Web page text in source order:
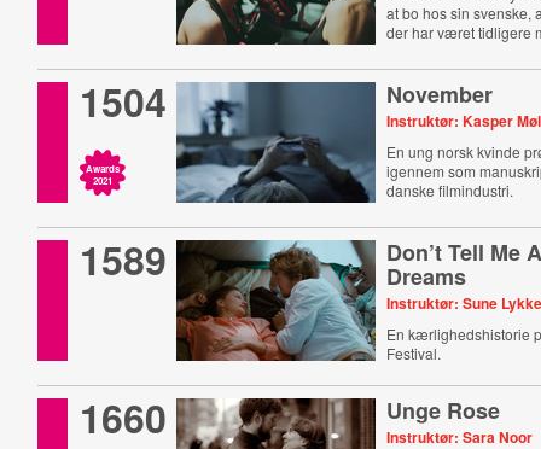
at bo hos sin svenske,
der har været tidligere
1504
Awards
2021
November
Instruktør: Kasper
En ung norsk kvinde
igennem som
danske filmindustri.
1589 Don’t Tell Me
Dreams
Instruktør: Sune
En kærlighedshistorie
Festival.
1660 Unge Rose
Instruktør: Sara Noor